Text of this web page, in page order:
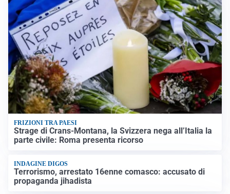
FRIZIONI TRA PAESI
Strage di Crans-Montana, la Svizzera nega all’Italia la
parte civile: Roma presenta ricorso
INDAGINE DIGOS
Terrorismo, arrestato 16enne comasco: accusato di
propaganda jihadista